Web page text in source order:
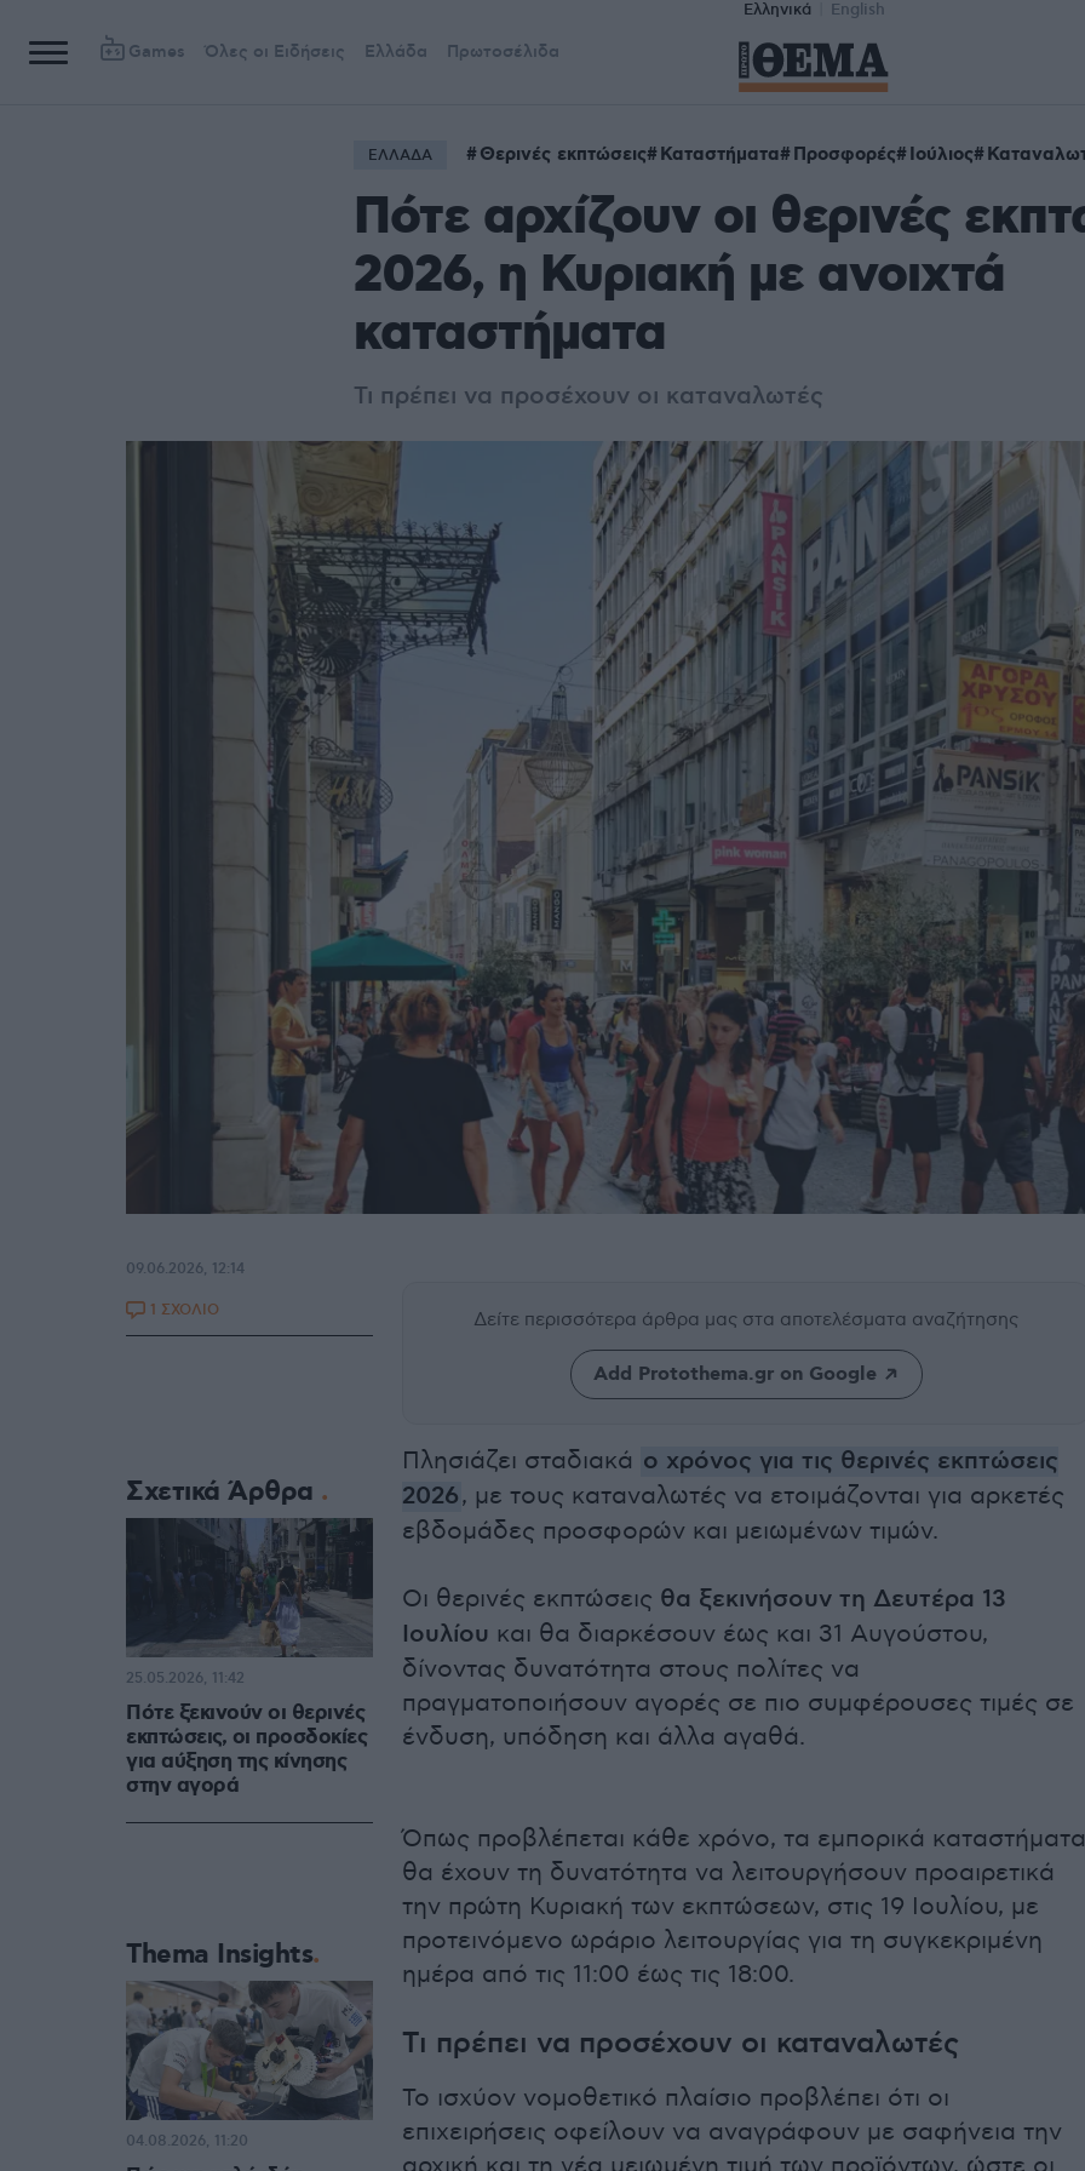
Ελληνικά English
Games Όλες οι Ειδήσεις Ελλάδα Πρωτοσέλιδα
ΕΛΛΑΔΑ Θερινές εκπτώσεις Καταστήματα Προσφορές Ιούλιος
Πότε αρχίζουν οι θερινές
2026, η Κυριακή με ανοιχτά
καταστήματα
Τι πρέπει να προσέχουν οι καταναλωτές
Δείτε περισσότερα άρθρα μας στα αποτελέσματα αναζήτησης
Add Protothema.gr on Google
Πλησιάζει σταδιακά ο χρόνος για τις θερινές εκπτώσεις
2026, με τους καταναλωτές να ετοιμάζονται για αρκετές
εβδομάδες προσφορών και μειωμένων τιμών.
Οι θερινές εκπτώσεις θα ξεκινήσουν τη Δευτέρα 13
Ιουλίου και θα διαρκέσουν έως και 31 Αυγούστου,
δίνοντας δυνατότητα στους πολίτες να
πραγματοποιήσουν αγορές σε πιο συμφέρουσες τιμές σε
ένδυση, υπόδηση και άλλα αγαθά.
Όπως προβλέπεται κάθε χρόνο, τα εμπορικά καταστήματα
θα έχουν τη δυνατότητα να λειτουργήσουν προαιρετικά
την πρώτη Κυριακή των εκπτώσεων, στις 19 Ιουλίου, με
προτεινόμενο ωράριο λειτουργίας για τη συγκεκριμένη
ημέρα από τις 11:00 έως τις 18:00.
Τι πρέπει να προσέχουν οι καταναλωτές
Το ισχύον νομοθετικό πλαίσιο προβλέπει ότι οι
επιχειρήσεις οφείλουν να αναγράφουν με σαφήνεια την
09.06.2026, 12:14
1 ΣΧΟΛΙΟ
Σχετικά Άρθρα
Πότε ξεκινούν οι θερινές
εκπτώσεις, οι προσδοκίες
για αύξηση της κίνησης
στην αγορά
25.05.2026, 11:42
Thema Insights
04.08.2026, 11:20